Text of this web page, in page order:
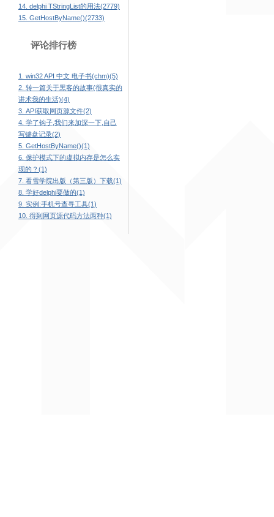
14. delphi TStringList的用法(2779)
15. GetHostByName()(2733)
评论排行榜
1. win32 API 中文 电子书(chm)(5)
2. 转一篇关于黑客的故事(很真实的
讲术我的生活)(4)
3. API获取网页源文件(2)
4. 学了钩子,我们来加深一下,自己
写键盘记录(2)
5. GetHostByName()(1)
6. 保护模式下的虚拟内存是怎么实
现的？(1)
7. 看雪学院出版（第三版）下载(1)
8. 学好delphi要做的(1)
9. 实例:手机号查寻工具(1)
10. 得到网页源代码方法两种(1)